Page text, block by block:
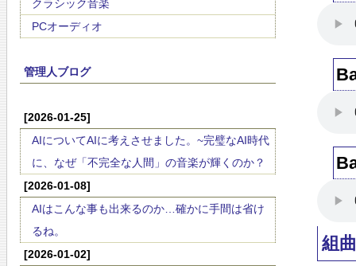
クラシック音楽
PCオーディオ
管理人ブログ
[2026-01-25]
AIについてAIに考えさせました。~完璧なAI時代
に、なぜ「不完全な人間」の音楽が輝くのか？
[2026-01-08]
AIはこんな事も出来るのか…確かに手間は省け
るね。
[2026-01-02]
組